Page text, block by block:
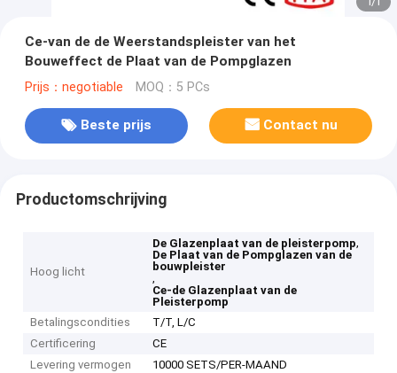
Ce-van de de Weerstandspleister van het
Bouweffect de Plaat van de Pompglazen
Prijs：negotiable MOQ：5 PCs
Beste prijs Contact nu
Productomschrijving
Hoog licht
De Glazenplaat van de pleisterpomp,
De Plaat van de Pompglazen van de
bouwpleister
,
Ce-de Glazenplaat van de
Pleisterpomp
Betalingscondities
T/T, L/C
Certificering
CE
Levering vermogen
10000 SETS/PER-MAAND